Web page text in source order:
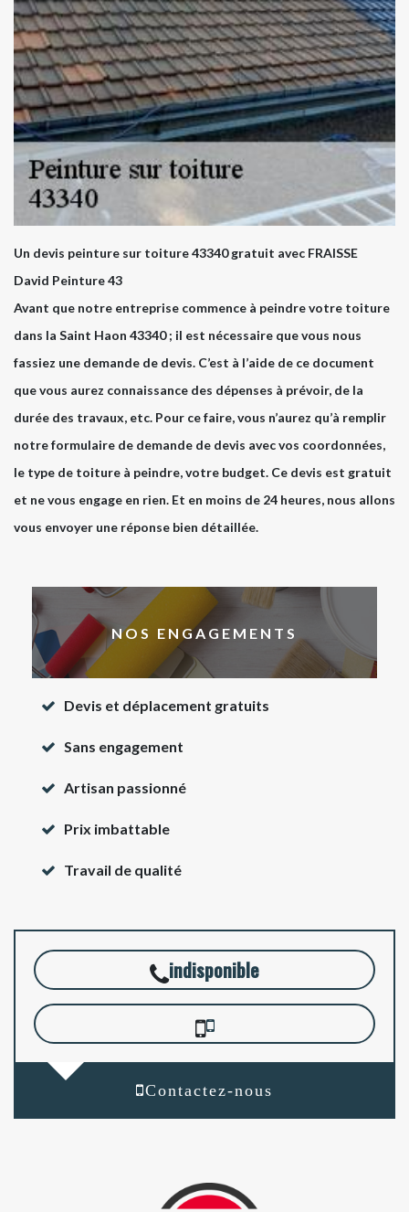
Un devis peinture sur toiture 43340 gratuit avec FRAISSE
David Peinture 43
Avant que notre entreprise commence à peindre votre toiture
dans la Saint Haon 43340 ; il est nécessaire que vous nous
fassiez une demande de devis. C’est à l’aide de ce document
que vous aurez connaissance des dépenses à prévoir, de la
durée des travaux, etc. Pour ce faire, vous n’aurez qu’à remplir
notre formulaire de demande de devis avec vos coordonnées,
le type de toiture à peindre, votre budget. Ce devis est gratuit
et ne vous engage en rien. Et en moins de 24 heures, nous allons
vous envoyer une réponse bien détaillée.
NOS ENGAGEMENTS
Devis et déplacement gratuits
Sans engagement
Artisan passionné
Prix imbattable
Travail de qualité
indisponible
Contactez-nous